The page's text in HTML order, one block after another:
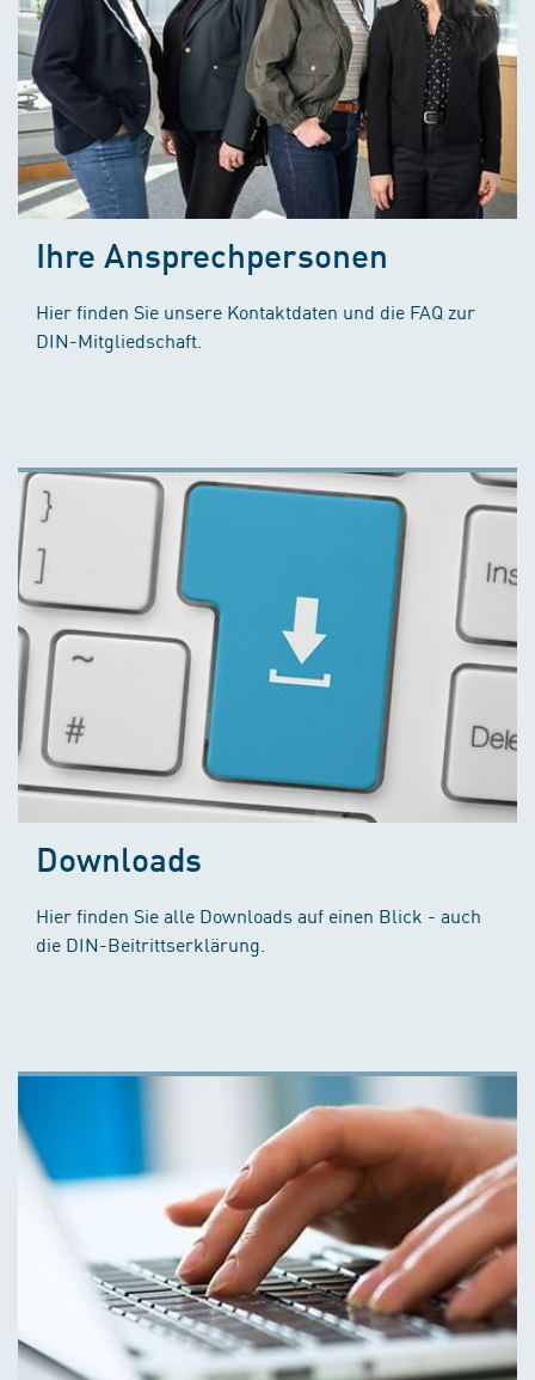
Ihre Ansprechpersonen
Hier finden Sie unsere Kontaktdaten und die FAQ zur
DIN-Mitgliedschaft.
Downloads
Hier finden Sie alle Downloads auf einen Blick - auch
die DIN-Beitrittserklärung.